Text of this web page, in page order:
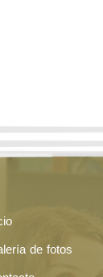
de fotos